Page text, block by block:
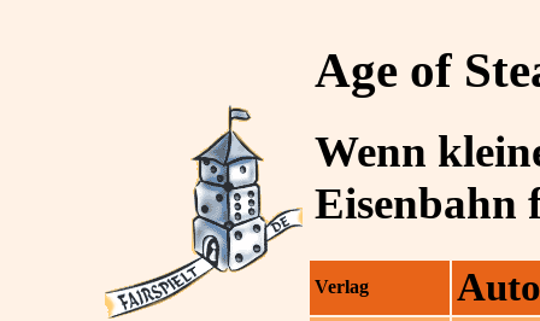
Age of
Wenn
Eisenbahn
Verlag